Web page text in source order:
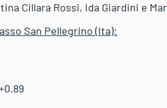
Cillara Rossi, Ida Giardini e
San Pellegrino (Ita):